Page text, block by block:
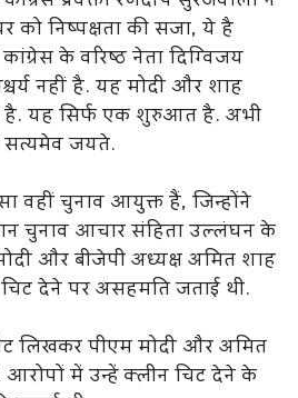
को निष्पक्षता की सजा, ये है
के वरिष्ठ नेता दिग्विजय
नहीं है. यह मोदी और शाह
है. यह सिर्फ एक शुरुआत है. अभी
जयते.
वहीं चुनाव आयुक्त हैं, जिन्होंने
चुनाव आचार संहिता उल्लंघन के
और बीजेपी अध्यक्ष अमित शाह
देने पर असहमति जताई थी.
लिखकर पीएम मोदी और अमित
में उन्हें क्लीन चिट देने के